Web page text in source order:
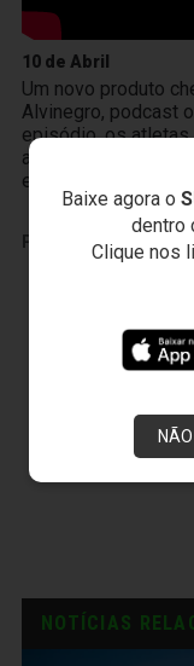
Baixe agora o
dentro
Clique nos
10 de Abril
Um novo produto
Alvinegro, podcast
episódio, os atletas
a transição da base
entre Cidade Vozão
PUBLICIDADE
NOTÍCIAS